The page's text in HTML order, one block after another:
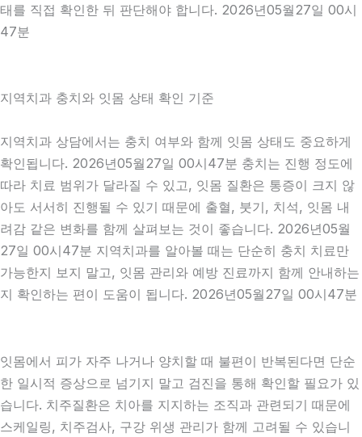
태를 직접 확인한 뒤 판단해야 합니다. 2026년05월27일 00시
47분
지역치과 충치와 잇몸 상태 확인 기준
지역치과 상담에서는 충치 여부와 함께 잇몸 상태도 중요하게
확인됩니다. 2026년05월27일 00시47분 충치는 진행 정도에
따라 치료 범위가 달라질 수 있고, 잇몸 질환은 통증이 크지 않
아도 서서히 진행될 수 있기 때문에 출혈, 붓기, 치석, 잇몸 내
려감 같은 변화를 함께 살펴보는 것이 좋습니다. 2026년05월
27일 00시47분 지역치과를 알아볼 때는 단순히 충치 치료만
가능한지 보지 말고, 잇몸 관리와 예방 진료까지 함께 안내하는
지 확인하는 편이 도움이 됩니다. 2026년05월27일 00시47분
잇몸에서 피가 자주 나거나 양치할 때 불편이 반복된다면 단순
한 일시적 증상으로 넘기지 말고 검진을 통해 확인할 필요가 있
습니다. 치주질환은 치아를 지지하는 조직과 관련되기 때문에
스케일링, 치주검사, 구강 위생 관리가 함께 고려될 수 있습니